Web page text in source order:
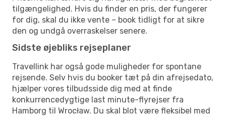
tilgængelighed. Hvis du finder en pris, der fungerer
for dig, skal du ikke vente – book tidligt for at sikre
den og undgå overraskelser senere.
Sidste øjebliks rejseplaner
Travellink har også gode muligheder for spontane
rejsende. Selv hvis du booker tæt på din afrejsedato,
hjælper vores tilbudsside dig med at finde
konkurrencedygtige last minute-flyrejser fra
Hamborg til Wrocław. Du skal blot være fleksibel med